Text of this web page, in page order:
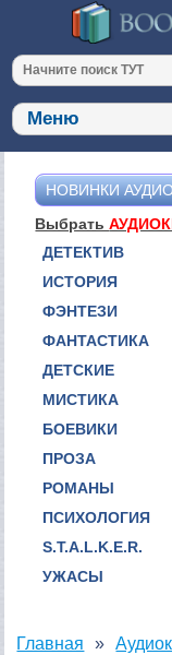
НОВИНКИ
Выбрать
ДЕТЕКТИВ
ИСТОРИЯ
ФЭНТЕЗИ
ФАНТАСТИКА
ДЕТСКИЕ
МИСТИКА
БОЕВИКИ
ПРОЗА
РОМАНЫ
ПСИХОЛОГИЯ
S.T.A.L.K.E.R.
УЖАСЫ
Главная